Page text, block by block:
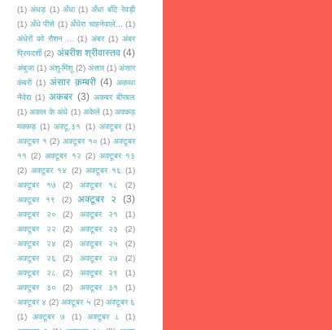
(1) अंधड़ (1) अँधा (1) अँधा बाँटे रेवड़ी
(1) अँधे पीसे (1) अँधेरा चाहनेवाले...
(1)
अंधेरों को रौशन ...
(1) अंबर (1) अंबर
प्रियदर्शी (2) अंबरीश श्रीवास्तव (4)
अंबुजा (1) अंशु-मिंशू (2) अंसार (1) अंसार
कंबरी (1) अंसार क़म्बरी (4) अकथा
नैवेद्य (1) अकबर (3) अकबर बीरबल
(1) अकल के अंधे (1) अकेले (1) अक्कड़
मक्कड़ (1) अक्टू.३१ (1) अक्टूबर (1)
अक्टूबर १ (2) अक्टूबर १० (1) अक्टूबर
११ (2) अक्टूबर १२ (2) अक्टूबर १३
(2) अक्टूबर १४ (2) अक्टूबर १६ (1)
अक्टूबर १७
(2) अक्टूबर १८
(2)
अक्टूबर १९
(2) अक्टूबर २ (3)
अक्टूबर २० (2) अक्टूबर २१
(1)
अक्टूबर २२
(2) अक्टूबर २३
(2)
अक्टूबर २४
(2) अक्टूबर २५
(2)
अक्टूबर २६
(2) अक्टूबर २७
(2)
अक्टूबर २८
(2) अक्टूबर २९
(1)
अक्टूबर ३०
(2) अक्टूबर ३१
(1)
अक्टूबर ४ (2) अक्टूबर ५ (2) अक्टूबर ६
(1)
अक्टूबर ७ (1) अक्टूबर ८
(1)